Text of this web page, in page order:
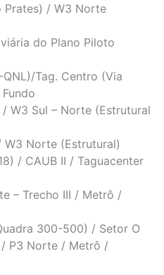
Prates) / W3 Norte
do Plano Piloto
Tag. Centro (Via
W3 Sul – Norte (Estrutural
W3 Norte (Estrutural)
/ CAUB II / Taguacenter
– Trecho III / Metrô /
300-500) / Setor O
P3 Norte / Metrô /